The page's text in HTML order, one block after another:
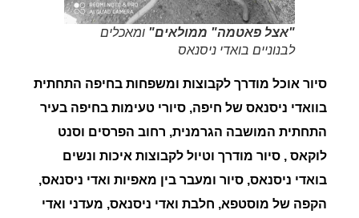
"אצל פאטמה" ממולאים" ומאכלים
לבנוניים בואדי ניסנאס
סיור אוכל מודרך לקבוצות ומשפחות בחיפה התחתית
בוואדי ניסנאס של חיפה, סיורי טעימות בחיפה בעיר
התחתית המושבה הגרמנית, רחוב הפרסים וסנט
לוקאס , סיור מודרך וטיול לקבוצות איכות ונשים
בואדי ניסנאס, סיור ומעבר בין מאפיות ואדי ניסנאס,
הקפה של מוסטפא, חלבת ואדי ניסנאס, מעדני ואדי